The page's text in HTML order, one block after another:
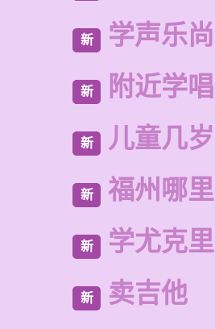
新 学声乐
新 附近学
新 儿童几
新 福州哪
新 学尤克
新 卖吉他